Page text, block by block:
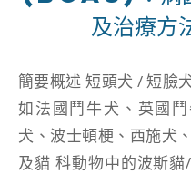
及治療方
簡要概述 短頭犬 / 短
如法國鬥牛犬、英國
犬、波士頓梗、西施犬
及貓 科動物中的波斯